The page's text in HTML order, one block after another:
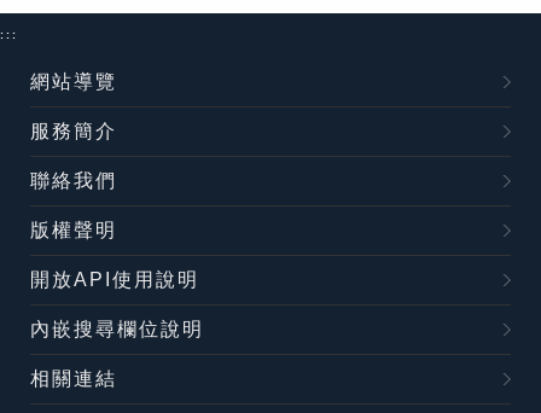
:::
網站導覽
服務簡介
聯絡我們
版權聲明
開放API使用說明
內嵌搜尋欄位說明
相關連結